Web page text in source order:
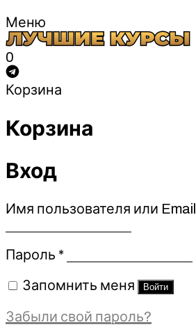
Меню
0
Корзина
Корзина
Вход
Имя пользователя или Email
Пароль *Обязательно
Запомнить меня Войти
Забыли свой пароль?